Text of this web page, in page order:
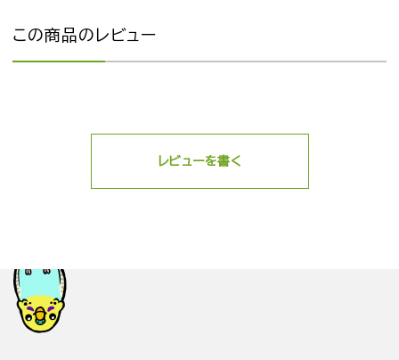
この商品のレビュー
レビューを書く